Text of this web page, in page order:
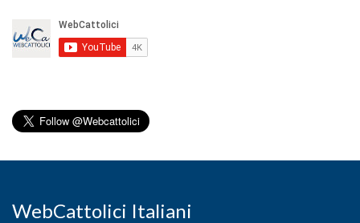
WebCattolici Italiani